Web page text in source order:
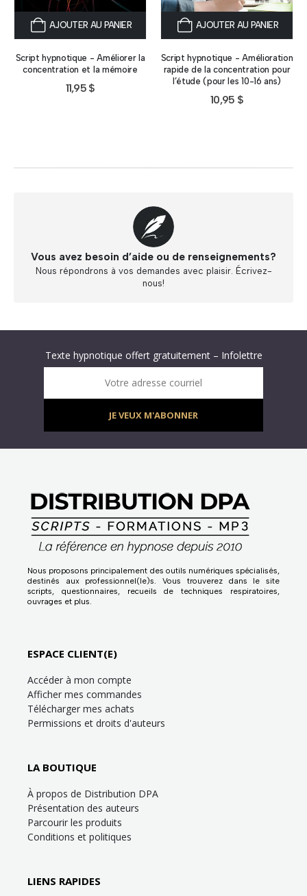
AJOUTER AU PANIER
Script hypnotique - Améliorer la
concentration et la mémoire
11,95 $
AJOUTER AU PANIER
Script hypnotique - Amélioration
rapide de la concentration pour
l’étude (pour les 10-16 ans)
10,95 $
Vous avez besoin d’aide ou de renseignements?
Nous répondrons à vos demandes avec plaisir. Écrivez-
nous!
Texte hypnotique offert gratuitement – Infolettre
Infolettre : obtenez un MP3 d’hypnose gratuit !
Votre adresse courriel
JE VEUX M'ABONNER
Nous proposons principalement des outils numériques spécialisés,
destinés aux professionnel(le)s. Vous trouverez dans le site
scripts, questionnaires, recueils de techniques respiratoires,
ouvrages et plus.
ESPACE CLIENT(E)
Accéder à mon compte
Afficher mes commandes
Télécharger mes achats
Permissions et droits d'auteurs
LA BOUTIQUE
À propos de Distribution DPA
Présentation des auteurs
Parcourir les produits
Conditions et politiques
LIENS RAPIDES